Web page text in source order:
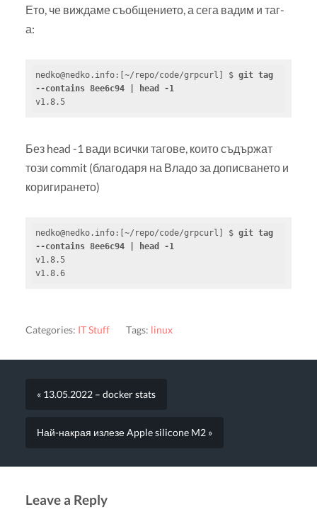
Ето, че виждаме съобщението, а сега вадим и таг-
а:
nedko@nedko.info :[~/repo/code/grpcurl] $ git tag
--contains 8ee6c94 | head -1
v1.8.5
Без head -1 вади всички тагове, които съдържат
този commit (благодаря на Владо за дописването и
коригирането)
nedko@nedko.info :[~/repo/code/grpcurl] $ git tag
--contains 8ee6c94 | head -1
v1.8.5
v1.8.6
Categories: IT Stuff Tags: linux
« 13.05.2022 – docker stats
Най-накрая излезе Apple silicone M2 »
Leave a Reply